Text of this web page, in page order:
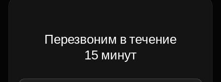
Перезвоним в течение
15 минут